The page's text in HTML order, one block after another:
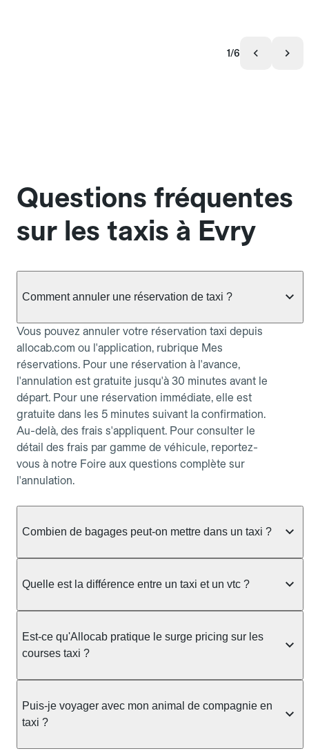
1/6
Questions fréquentes
sur les taxis à Evry
Comment annuler une réservation de taxi ?
Vous pouvez annuler votre réservation taxi depuis
allocab.com ou l'application, rubrique Mes
réservations. Pour une réservation à l'avance,
l'annulation est gratuite jusqu'à 30 minutes avant le
départ. Pour une réservation immédiate, elle est
gratuite dans les 5 minutes suivant la confirmation.
Au-delà, des frais s'appliquent. Pour consulter le
détail des frais par gamme de véhicule, reportez-
vous à notre Foire aux questions complète sur
l'annulation.
Combien de bagages peut-on mettre dans un taxi ?
taxi berline accueille en général jusqu'à 3 bagages
ou nombreux, précisez-le dans le champ "Message
au chauffeur" lors de la réservation. Le prix n'est
pas impacté par le nombre de bagages.
Quelle est la différence entre un taxi et un vtc ?
prendre en charge directement dans la rue, à une
station ou sur réservation, avec un tarif au
réservation et propose un prix fixe annoncé à
l'avance. Chez Allocab, réservez facilement votre
taxi.
Est-ce qu'Allocab pratique le surge pricing sur les
courses taxi ?
réglementation préfectorale et suit un barème
officiel : il protège des hausses liées à la demande.
Puis-je voyager avec mon animal de compagnie en
taxi ?